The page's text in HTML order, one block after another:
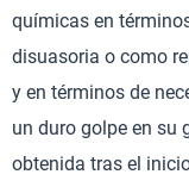
químicas en
disuasoria o como
y en términos de
un duro golpe en su
obtenida tras el